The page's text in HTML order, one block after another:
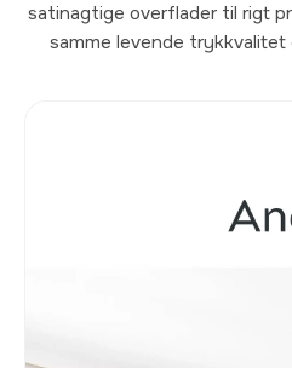
satinagtige overflader til rigt
samme levende trykkvalitet